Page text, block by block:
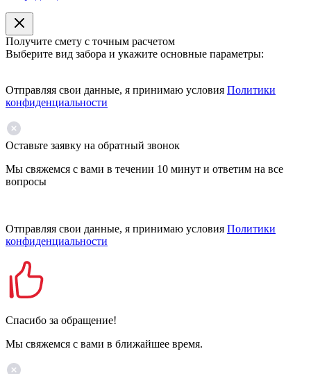
Получите смету с точным расчетом
Выберите вид забора и укажите основные параметры:
Отправляя свои данные, я принимаю условия Политики
конфиденциальности
Оставьте заявку на обратный звонок
Мы свяжемся с вами в течении 10 минут и ответим на все
вопросы
Отправляя свои данные, я принимаю условия Политики
конфиденциальности
Спасибо за обращение!
Мы свяжемся с вами в ближайшее время.